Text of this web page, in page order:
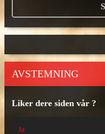
AVSTEMNING
Liker dere siden vår ?
Ja